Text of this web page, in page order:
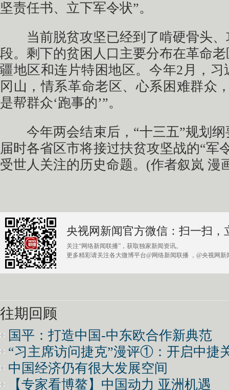
坚责任书、立下军令状”。
当前脱贫攻坚已经到了啃硬骨头、
段。剩下的贫困人口主要分布在革命
疆地区和连片特困地区。今年2月，
冈山，情系革命老区、心系困难群众
是帮群众‘跑事的’”。
今年两会结束后，“十三五”规划纲
届时各省区市将接过扶贫攻坚战的“军
受世人关注的历史命题。(作者叙岚 漫
央视网新闻官方微信：扫一扫，
关注“网络新闻联播”，获取独家新闻资讯。
更多精彩请关注各大微博平台@网络新闻联播 ，@央视网新
往期回顾
国平：打造中国-中东欧合作新典范
“习主席访问捷克”漫评①：开启中捷
中国经济仍有很大发展空间
【专家看博鳌】中国动力 亚洲机遇